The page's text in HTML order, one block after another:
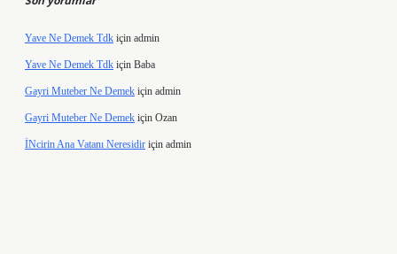
Yave Ne Demek Tdk için admin
Yave Ne Demek Tdk için Baba
Gayri Muteber Ne Demek için admin
Gayri Muteber Ne Demek için Ozan
İNcirin Ana Vatanı Neresidir için admin